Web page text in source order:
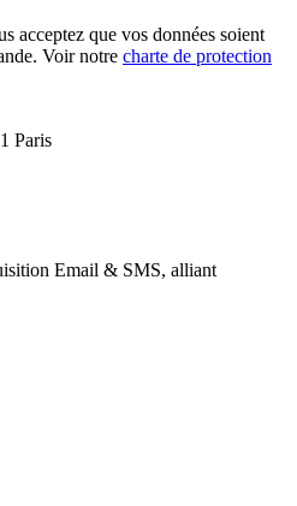
acceptez que vos données soient
Voir notre charte de protection
Paris
Email & SMS, alliant